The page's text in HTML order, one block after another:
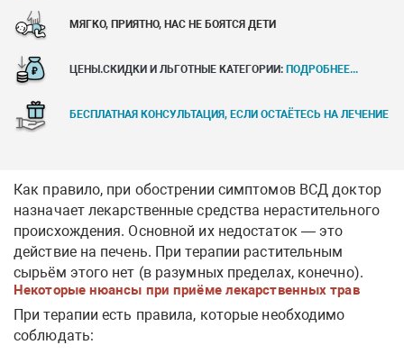
МЯГКО, ПРИЯТНО, НАС НЕ БОЯТСЯ ДЕТИ
ЦЕНЫ.СКИДКИ И ЛЬГОТНЫЕ КАТЕГОРИИ: ПОДРОБНЕЕ...
БЕСПЛАТНАЯ КОНСУЛЬТАЦИЯ, ЕСЛИ ОСТАЁТЕСЬ НА ЛЕЧЕНИЕ
Как правило, при обострении симптомов ВСД доктор
назначает лекарственные средства нерастительного
происхождения. Основной их недостаток — это
действие на печень. При терапии растительным
сырьём этого нет (в разумных пределах, конечно).
Некоторые нюансы при приёме лекарственных трав
При терапии есть правила, которые необходимо
соблюдать: